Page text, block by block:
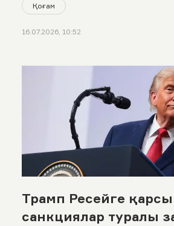
Қоғам
16.07.2026, 10:52
Трамп Ресейге
санкциялар туралы